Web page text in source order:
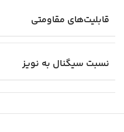
قابلیت‌های مقاومتی
نسبت سیگنال به نویز